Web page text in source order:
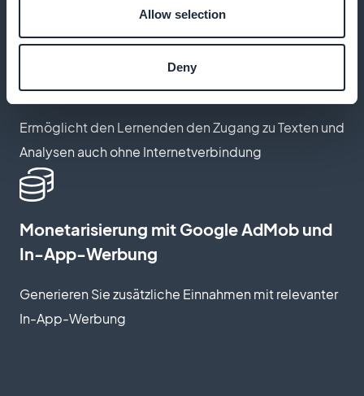
Allow selection
Deny
Bieten Sie einen Offline-Modus für
verbindungslose Konsultationen an
Ermöglicht den Lernenden den Zugang zu Texten und
Analysen auch ohne Internetverbindung
Monetarisierung mit Google AdMob und
In-App-Werbung
Generieren Sie zusätzliche Einnahmen mit relevanter
In-App-Werbung